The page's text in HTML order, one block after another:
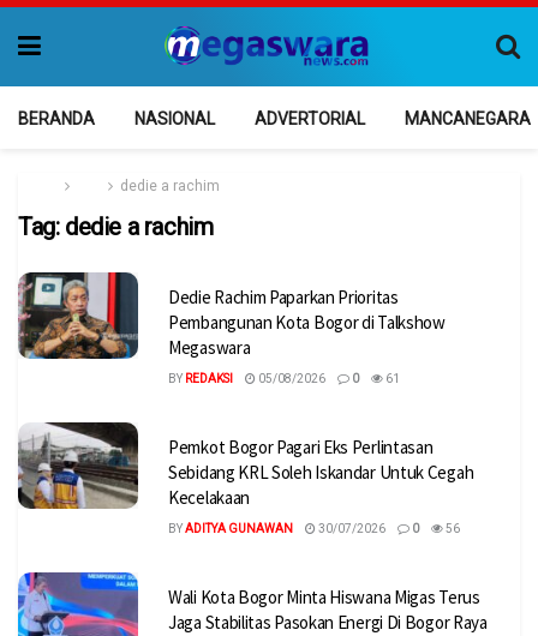
BERANDA NASIONAL ADVERTORIAL MANCANEGARA
dedie a rachim
Tag: dedie a rachim
Dedie Rachim Paparkan Prioritas
Pembangunan Kota Bogor di Talkshow
Megaswara
BY REDAKSI 05/08/2026 0 61
Pemkot Bogor Pagari Eks Perlintasan
Sebidang KRL Soleh Iskandar Untuk Cegah
Kecelakaan
BYADITYA GUNAWAN 30/07/2026 0 56
Wali Kota Bogor Minta Hiswana Migas Terus
Jaga Stabilitas Pasokan Energi Di Bogor Raya